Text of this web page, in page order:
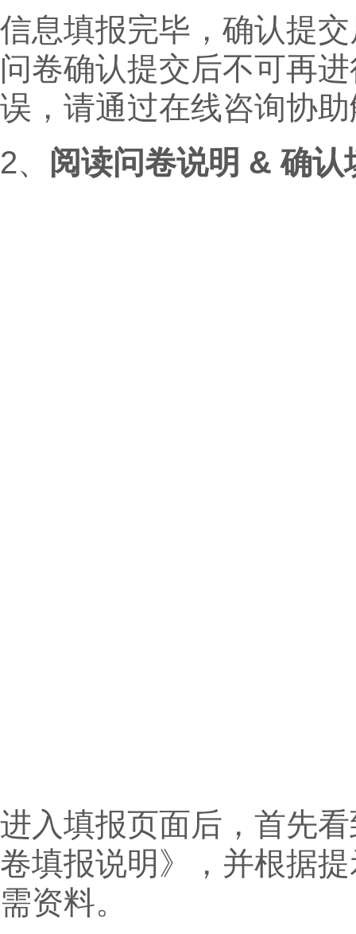
信息填报完毕，确认提
问卷确认提交后不可再
误，请通过在线咨询协
2、 阅读问卷说明 & 确认
进入填报页面后，首先
卷填报说明》，并根据
需资料。